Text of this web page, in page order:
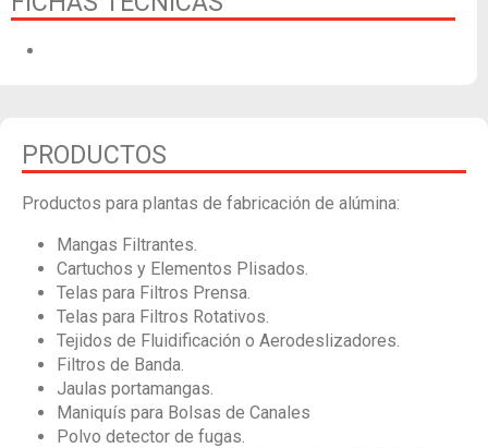
PRODUCTOS
Productos para plantas de fabricación de alúmina:
Mangas Filtrantes.
Cartuchos y Elementos Plisados.
Telas para Filtros Prensa.
Telas para Filtros Rotativos.
Tejidos de Fluidificación o Aerodeslizadores.
Filtros de Banda.
Jaulas portamangas.
Maniquís para Bolsas de Canales
Polvo detector de fugas.